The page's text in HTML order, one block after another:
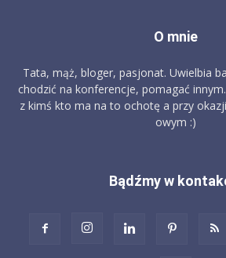
O mnie
Tata, mąż, bloger, pasjonat. Uwielbia
chodzić na konferencje, pomagać
z kimś kto ma na to ochotę a przy
owym :)
Bądźmy w